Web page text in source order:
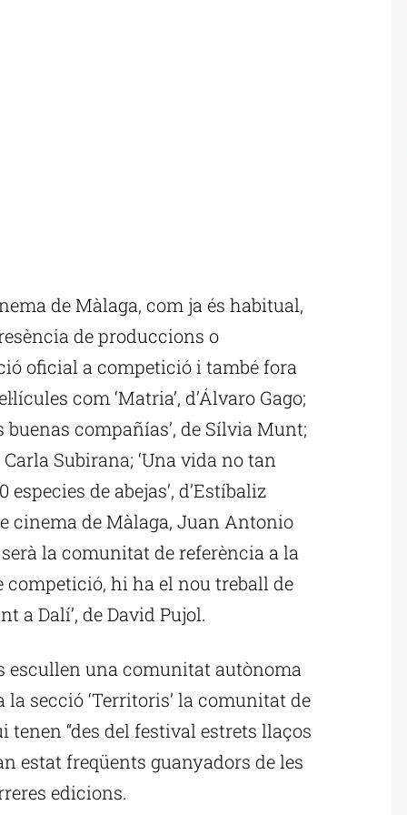
de Màlaga, com ja és habitual,
de produccions o
oficial a competició i també fora
com ‘Matria’, d’Álvaro Gago;
buenas compañías’, de Sílvia Munt;
Carla Subirana; ‘Una vida no tan
especies de abejas’, d’Estíbaliz
cinema de Màlaga, Juan Antonio
la comunitat de referència a la
competició, hi ha el nou treball de
a Dalí’, de David Pujol.
escullen una comunitat autònoma
secció ‘Territoris’ la comunitat de
tenen “des del festival estrets llaços
estat freqüents guanyadors de les
edicions.